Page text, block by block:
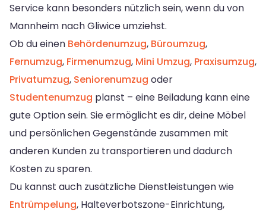
Service kann besonders nützlich sein, wenn du von
Mannheim nach Gliwice umziehst.
Ob du einen Behördenumzug, Büroumzug,
Fernumzug, Firmenumzug, Mini Umzug, Praxisumzug,
Privatumzug, Seniorenumzug oder
Studentenumzug planst – eine Beiladung kann eine
gute Option sein. Sie ermöglicht es dir, deine Möbel
und persönlichen Gegenstände zusammen mit
anderen Kunden zu transportieren und dadurch
Kosten zu sparen.
Du kannst auch zusätzliche Dienstleistungen wie
Entrümpelung, Halteverbotszone-Einrichtung,